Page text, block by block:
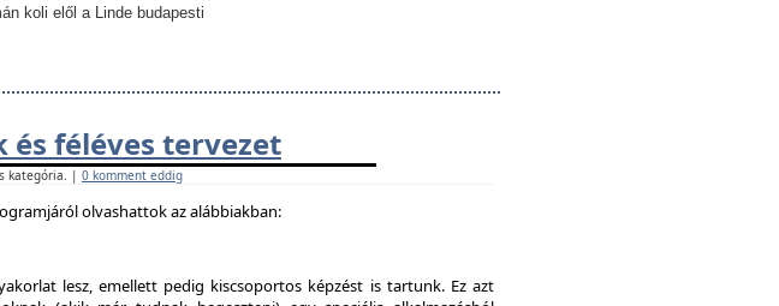
koli elől a Linde budapesti
féléves tervezet
kategória. | 0 komment eddig
olvashattok az alábbiakban:
lesz, emellett pedig kiscsoportos képzést is tartunk. Ez azt